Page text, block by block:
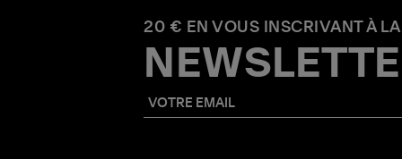
20 € EN VOUS INSCRIVANT À LA